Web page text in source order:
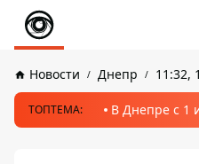
Новости Днепр 11:32,
ТОПТЕМА: В Днепре с 1